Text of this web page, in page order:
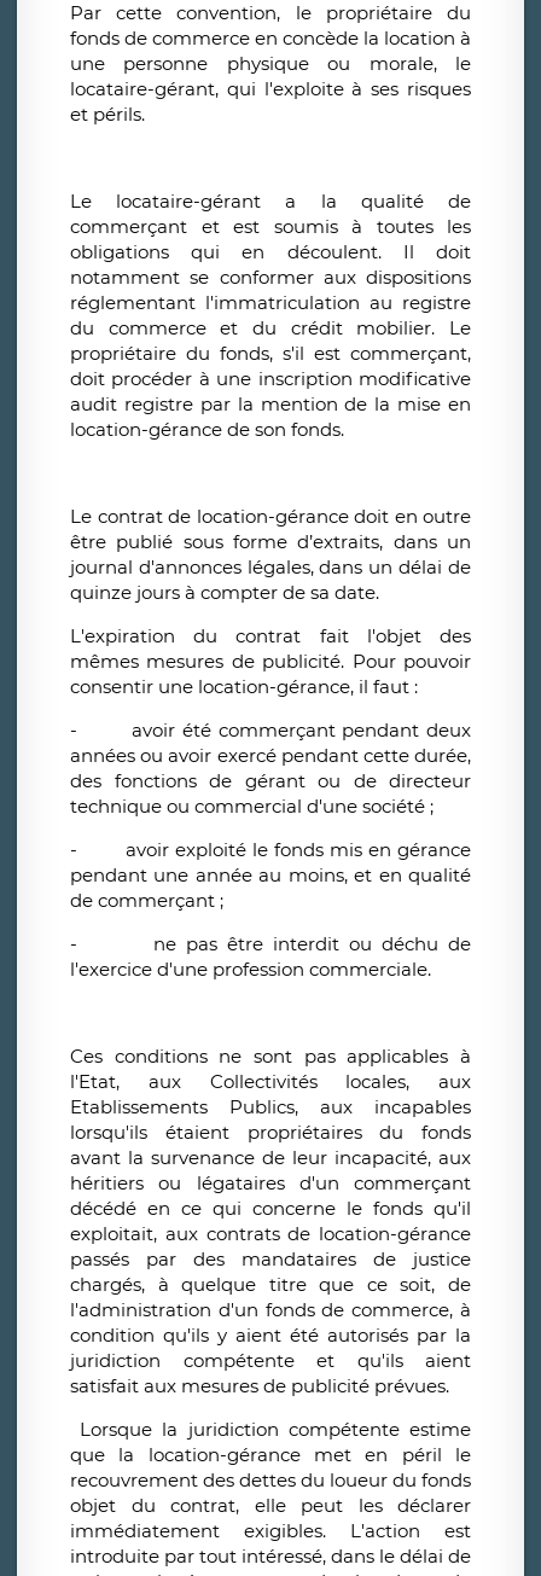
Par cette convention, le propriétaire du
fonds de commerce en concède la location à
une personne physique ou morale, le
locataire-gérant, qui l'exploite à ses risques
et périls.
Le locataire-gérant a la qualité de
commerçant et est soumis à toutes les
obligations qui en découlent. Il doit
notamment se conformer aux dispositions
réglementant l'immatriculation au registre
du commerce et du crédit mobilier. Le
propriétaire du fonds, s'il est commerçant,
doit procéder à une inscription modificative
audit registre par la mention de la mise en
location-gérance de son fonds.
Le contrat de location-gérance doit en outre
être publié sous forme d’extraits, dans un
journal d'annonces légales, dans un délai de
quinze jours à compter de sa date.
L'expiration du contrat fait l'objet des
mêmes mesures de publicité. Pour pouvoir
consentir une location-gérance, il faut :
- avoir été commerçant pendant deux
années ou avoir exercé pendant cette durée,
des fonctions de gérant ou de directeur
technique ou commercial d'une société ;
- avoir exploité le fonds mis en gérance
pendant une année au moins, et en qualité
de commerçant ;
- ne pas être interdit ou déchu de
l'exercice d'une profession commerciale.
Ces conditions ne sont pas applicables à
l'Etat, aux Collectivités locales, aux
Etablissements Publics, aux incapables
lorsqu'ils étaient propriétaires du fonds
avant la survenance de leur incapacité, aux
héritiers ou légataires d'un commerçant
décédé en ce qui concerne le fonds qu'il
exploitait, aux contrats de location-gérance
passés par des mandataires de justice
chargés, à quelque titre que ce soit, de
l'administration d'un fonds de commerce, à
condition qu'ils y aient été autorisés par la
juridiction compétente et qu'ils aient
satisfait aux mesures de publicité prévues.
Lorsque la juridiction compétente estime
que la location-gérance met en péril le
recouvrement des dettes du loueur du fonds
objet du contrat, elle peut les déclarer
immédiatement exigibles. L'action est
introduite par tout intéressé, dans le délai de